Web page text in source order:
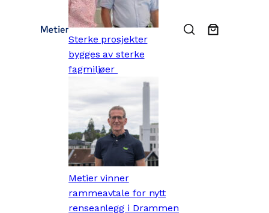
Sterke prosjekter
bygges av sterke
fagmiljøer
Metier vinner
rammeavtale for nytt
renseanlegg i Drammen